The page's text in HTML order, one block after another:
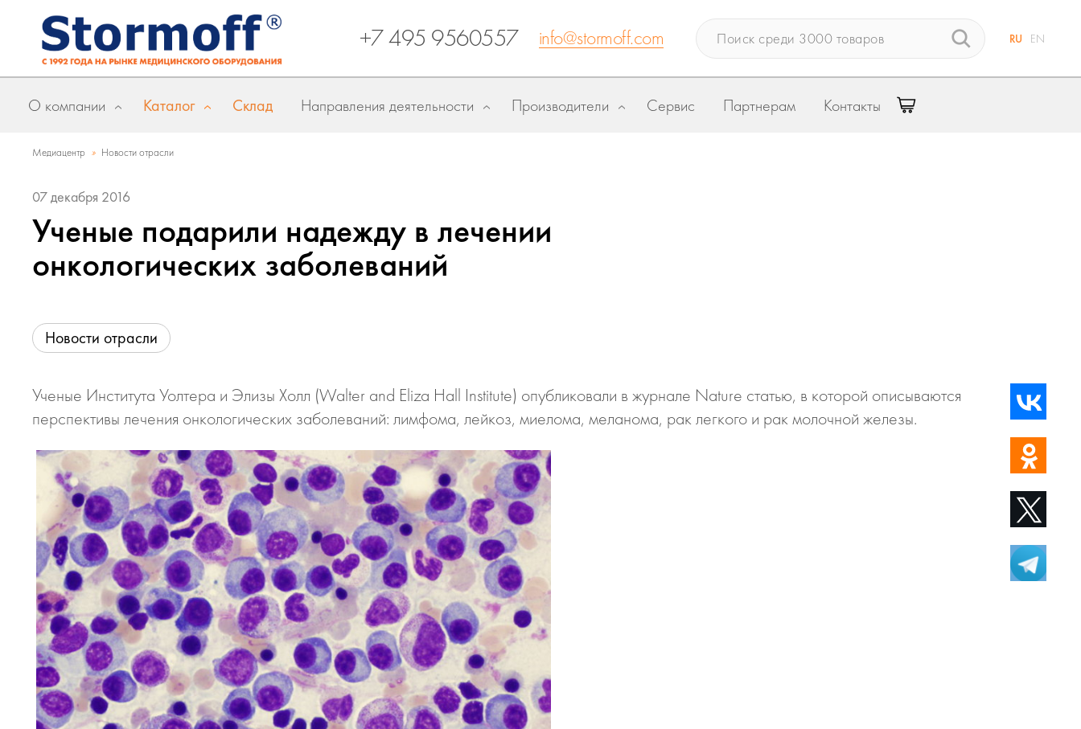
+7 495 9560557 info@stormoff.com RU EN
О компании Каталог Склад Направления деятельности Производители Сервис Партнерам Контакты
Медиацентр » Новости отрасли
07 декабря 2016
Ученые подарили надежду в лечении
онкологических заболеваний
Новости отрасли
Ученые Института Уолтера и Элизы Холл (Walter and Eliza Hall Institute) опубликовали в журнале Nature статью, в которой описываются
перспективы лечения онкологических заболеваний: лимфома, лейкоз, миелома, меланома, рак легкого и рак молочной железы.